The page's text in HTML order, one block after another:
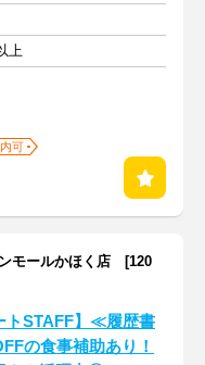
上
可
モールかほく店 [120
トSTAFF】≪履歴書
の食事補助あり！